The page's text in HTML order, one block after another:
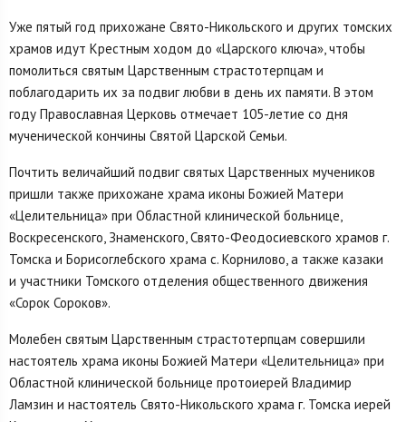
Уже пятый год прихожане Свято-Никольского и других томских
храмов идут Крестным ходом до «Царского ключа», чтобы
помолиться святым Царственным страстотерпцам и
поблагодарить их за подвиг любви в день их памяти. В этом
году Православная Церковь отмечает 105-летие со дня
мученической кончины Святой Царской Семьи.
Почтить величайший подвиг святых Царственных мучеников
пришли также прихожане храма иконы Божией Матери
«Целительница» при Областной клинической больнице,
Воскресенского, Знаменского, Свято-Феодосиевского храмов г.
Томска и Борисоглебского храма с. Корнилово, а также казаки
и участники Томского отделения общественного движения
«Сорок Сороков».
Молебен святым Царственным страстотерпцам совершили
настоятель храма иконы Божией Матери «Целительница» при
Областной клинической больнице протоиерей Владимир
Ламзин и настоятель Свято-Никольского храма г. Томска иерей